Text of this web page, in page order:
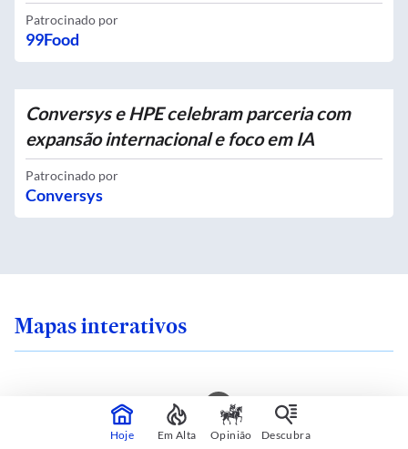
Patrocinado por
99Food
Conversys e HPE celebram parceria com
expansão internacional e foco em IA
Patrocinado por
Conversys
Mapas interativos
em uma ilha de
Qual é o
Hoje Em Alta Opinião Descubra